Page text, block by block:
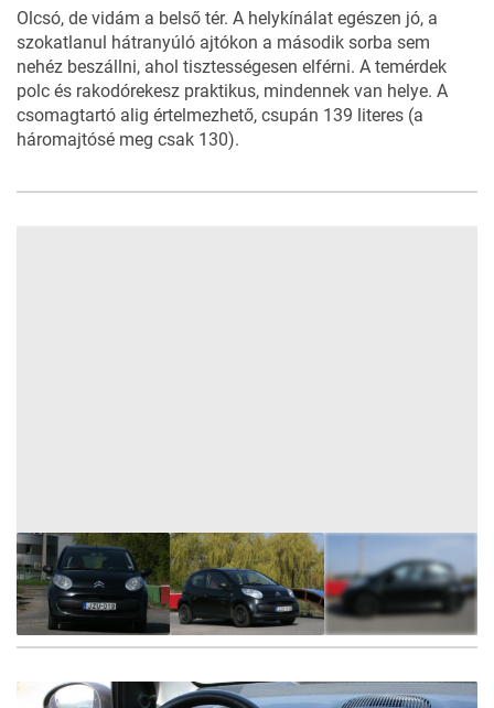
Olcsó, de vidám a belső tér. A helykínálat egészen jó, a
szokatlanul hátranyúló ajtókon a második sorba sem
nehéz beszállni, ahol tisztességesen elférni. A temérdek
polc és rakodórekesz praktikus, mindennek van helye. A
csomagtartó alig értelmezhető, csupán 139 literes (a
háromajtósé meg csak 130).